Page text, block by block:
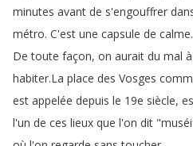
minutes avant de s'engouffrer
métro. C'est une capsule de calme.
De toute façon, on aurait du mal à
habiter.La place des Vosges
est appelée depuis le 19e siècle,
l'un de ces lieux que l'on dit "